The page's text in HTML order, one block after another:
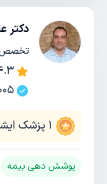
دکتر
تخصص
1 پزشک
پوشش دهی بیمه